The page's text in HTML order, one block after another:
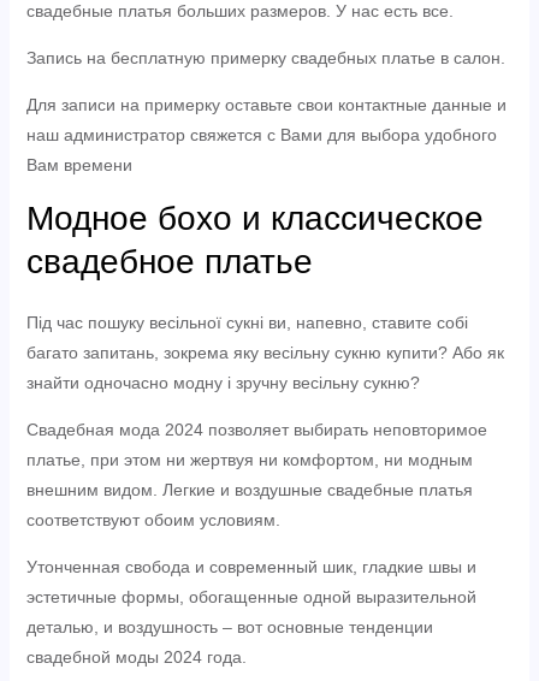
свадебные платья больших размеров. У нас есть все.
Запись на бесплатную примерку свадебных платье в салон.
Для записи на примерку оставьте свои контактные данные и
наш администратор свяжется с Вами для выбора удобного
Вам времени
Модное бохо и классическое
свадебное платье
Під час пошуку весільної сукні ви, напевно, ставите собі
багато запитань, зокрема яку весільну сукню купити? Або як
знайти одночасно модну і зручну весільну сукню?
Свадебная мода 2024 позволяет выбирать неповторимое
платье, при этом ни жертвуя ни комфортом, ни модным
внешним видом. Легкие и воздушные свадебные платья
соответствуют обоим условиям.
Утонченная свобода и современный шик, гладкие швы и
эстетичные формы, обогащенные одной выразительной
деталью, и воздушность – вот основные тенденции
свадебной моды 2024 года.